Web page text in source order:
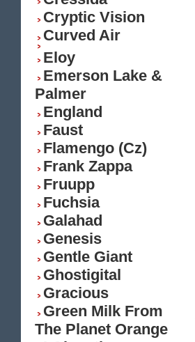
Cryptic Vision
Curved Air
Eloy
Emerson Lake &
Palmer
England
Faust
Flamengo (Cz)
Frank Zappa
Fruupp
Fuchsia
Galahad
Genesis
Gentle Giant
Ghostigital
Gracious
Green Milk From
The Planet Orange